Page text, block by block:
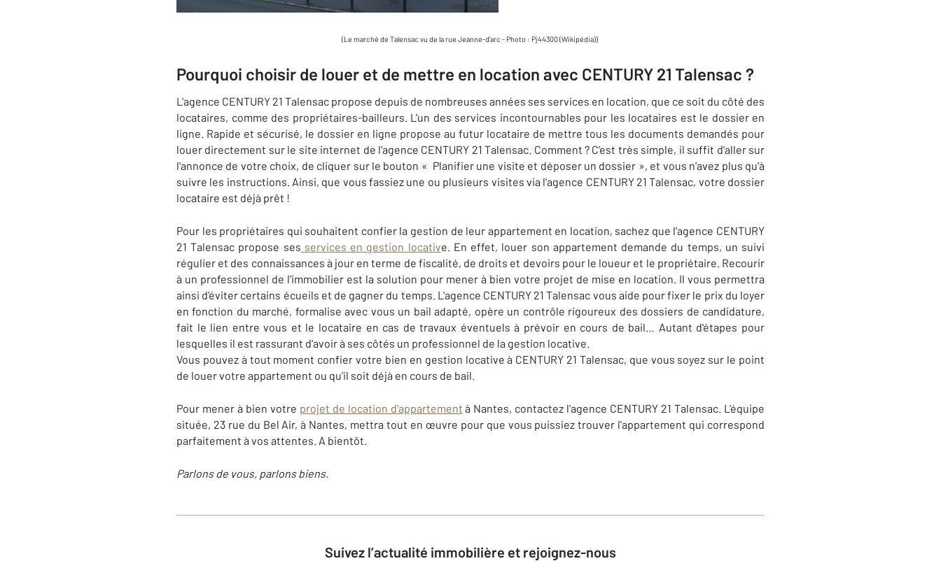
(Le marché de Talensac vu de la rue Jeanne-d'arc - Photo : Pj44300 (Wikipédia))
Pourquoi choisir de louer et de mettre en location avec CENTURY 21 Talensac ?
L'agence CENTURY 21 Talensac propose depuis de nombreuses années ses services en location, que ce soit du côté des
locataires, comme des propriétaires-bailleurs. L'un des services incontournables pour les locataires est le dossier en
ligne. Rapide et sécurisé, le dossier en ligne propose au futur locataire de mettre tous les documents demandés pour
louer directement sur le site internet de l'agence CENTURY 21 Talensac. Comment ? C'est très simple, il suffit d'aller sur
l'annonce de votre choix, de cliquer sur le bouton « Planifier une visite et déposer un dossier », et vous n'avez plus qu'à
suivre les instructions. Ainsi, que vous fassiez une ou plusieurs visites via l'agence CENTURY 21 Talensac, votre dossier
locataire est déjà prêt !
Pour les propriétaires qui souhaitent confier la gestion de leur appartement en location, sachez que l'agence CENTURY
21 Talensac propose ses services en gestion locative. En effet, louer son appartement demande du temps, un suivi
régulier et des connaissances à jour en terme de fiscalité, de droits et devoirs pour le loueur et le propriétaire. Recourir
à un professionnel de l'immobilier est la solution pour mener à bien votre projet de mise en location. Il vous permettra
ainsi d'éviter certains écueils et de gagner du temps. L'agence CENTURY 21 Talensac vous aide pour fixer le prix du loyer
en fonction du marché, formalise avec vous un bail adapté, opère un contrôle rigoureux des dossiers de candidature,
fait le lien entre vous et le locataire en cas de travaux éventuels à prévoir en cours de bail… Autant d'étapes pour
lesquelles il est rassurant d'avoir à ses côtés un professionnel de la gestion locative.
Vous pouvez à tout moment confier votre bien en gestion locative à CENTURY 21 Talensac, que vous soyez sur le point
de louer votre appartement ou qu'il soit déjà en cours de bail.
Pour mener à bien votre projet de location d'appartement à Nantes, contactez l'agence CENTURY 21 Talensac. L'équipe
située, 23 rue du Bel Air, à Nantes, mettra tout en œuvre pour que vous puissiez trouver l'appartement qui correspond
parfaitement à vos attentes. A bientôt.
Parlons de vous, parlons biens.
Suivez l’actualité immobilière et rejoignez-nous